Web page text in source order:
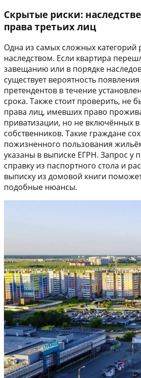
Скрытые риски:
права третьих лиц
Одна из самых сложных категорий
наследством. Если квартира
завещанию или в порядке
существует вероятность
претендентов в течение
срока. Также стоит проверить, не
права лиц, имевших право
приватизации, но не включённых
собственников. Такие граждане
пожизненного пользования
указаны в выписке ЕГРН. Запрос у
справку из паспортного стола и
выписку из домовой книги
подобные нюансы.